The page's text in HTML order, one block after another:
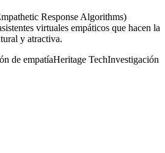
Response Algorithms)
virtuales empáticos que hacen la
y atractiva.
de empatíaHeritage TechInvestigación